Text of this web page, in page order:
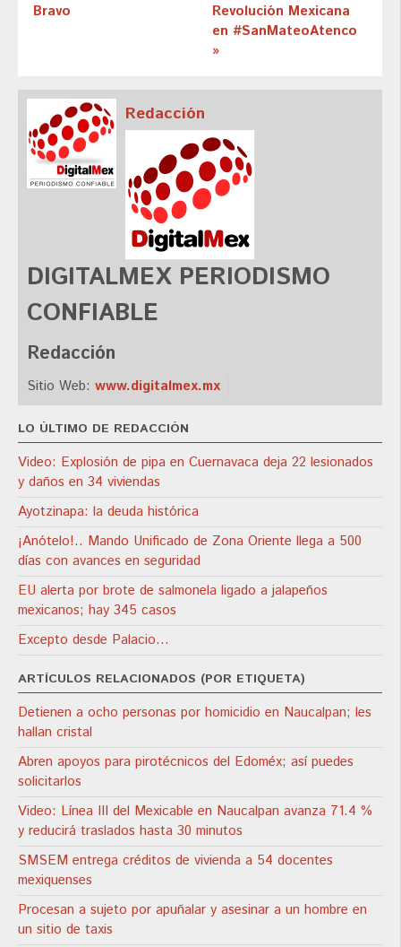
Bravo
Revolución Mexicana
en #SanMateoAtenco
»
Redacción
DIGITALMEX PERIODISMO
CONFIABLE
Redacción
Sitio Web: www.digitalmex.mx
LO ÚLTIMO DE REDACCIÓN
Video: Explosión de pipa en Cuernavaca deja 22 lesionados
y daños en 34 viviendas
Ayotzinapa: la deuda histórica
¡Anótelo!.. Mando Unificado de Zona Oriente llega a 500
días con avances en seguridad
EU alerta por brote de salmonela ligado a jalapeños
mexicanos; hay 345 casos
Excepto desde Palacio…
ARTÍCULOS RELACIONADOS (POR ETIQUETA)
Detienen a ocho personas por homicidio en Naucalpan; les
hallan cristal
Abren apoyos para pirotécnicos del Edoméx; así puedes
solicitarlos
Video: Línea III del Mexicable en Naucalpan avanza 71.4 %
y reducirá traslados hasta 30 minutos
SMSEM entrega créditos de vivienda a 54 docentes
mexiquenses
Procesan a sujeto por apuñalar y asesinar a un hombre en
un sitio de taxis